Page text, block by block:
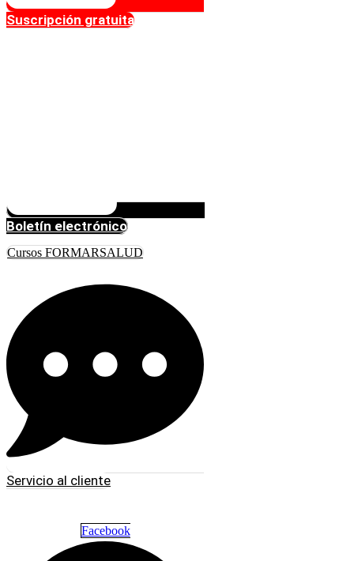
Suscripción gratuita
Boletín electrónico
Cursos FORMARSALUD
Servicio al cliente
Facebook